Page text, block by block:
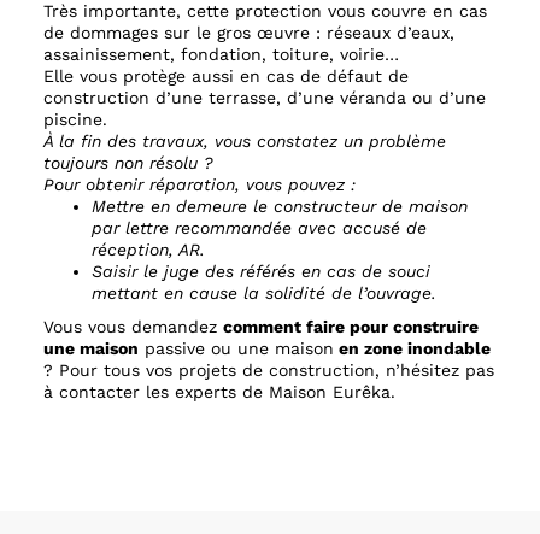
Très importante, cette protection vous couvre en cas
de dommages sur le gros œuvre : réseaux d’eaux,
assainissement, fondation, toiture, voirie…
Elle vous protège aussi en cas de défaut de
construction d’une terrasse, d’une véranda ou d’une
piscine.
À la fin des travaux, vous constatez un problème
toujours non résolu ?
Pour obtenir réparation, vous pouvez :
Mettre en demeure le constructeur de maison
par lettre recommandée avec accusé de
réception, AR.
Saisir le juge des référés en cas de souci
mettant en cause la solidité de l’ouvrage.
Vous vous demandez comment faire pour construire
une maison passive ou une maison en zone inondable
? Pour tous vos projets de construction, n’hésitez pas
à contacter les experts de Maison Eurêka.